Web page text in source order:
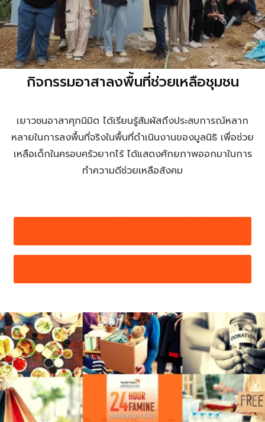
กิจกรรมอาสาลงพื้นที่ช่วยเหลือชุมชน
เยาวชนอาสาศุภนิมิต ได้เรียนรู้สัมผัสถึงประสบการณ์หลาก
หลายในการลงพื้นที่จริงในพื้นที่ดำเนินงานของมูลนิธิ เพื่อช่วย
เหลือเด็กในครอบครัวยากไร้ ได้แสดงศักยภาพออกมาในการ
ทำความดีช่วยเหลือสังคม